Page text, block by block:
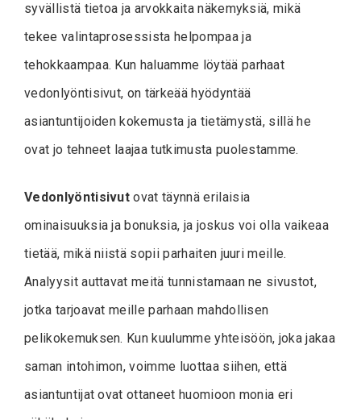
syvällistä tietoa ja arvokkaita näkemyksiä, mikä
tekee valintaprosessista helpompaa ja
tehokkaampaa. Kun haluamme löytää parhaat
vedonlyöntisivut, on tärkeää hyödyntää
asiantuntijoiden kokemusta ja tietämystä, sillä he
ovat jo tehneet laajaa tutkimusta puolestamme.
Vedonlyöntisivut ovat täynnä erilaisia
ominaisuuksia ja bonuksia, ja joskus voi olla vaikeaa
tietää, mikä niistä sopii parhaiten juuri meille.
Analyysit auttavat meitä tunnistamaan ne sivustot,
jotka tarjoavat meille parhaan mahdollisen
pelikokemuksen. Kun kuulumme yhteisöön, joka jakaa
saman intohimon, voimme luottaa siihen, että
asiantuntijat ovat ottaneet huomioon monia eri